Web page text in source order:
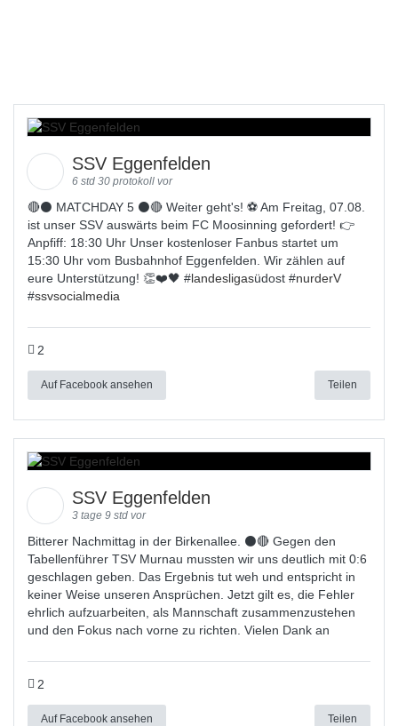
SSV Eggenfelden
6 std 30 protokoll vor
🔴⚫️ MATCHDAY 5 ⚫️🔴 Weiter geht's! ⚽ Am Freitag, 07.08.
ist unser SSV auswärts beim FC Moosinning gefordert! 👉
Anpfiff: 18:30 Uhr Unser kostenloser Fanbus startet um
15:30 Uhr vom Busbahnhof Eggenfelden. Wir zählen auf
eure Unterstützung! 👏❤️🖤 #landesligasüdost #nurderV
#ssvsocialmedia
2
Auf Facebook ansehen Teilen
SSV Eggenfelden
3 tage 9 std vor
Bitterer Nachmittag in der Birkenallee. ⚫🔴 Gegen den
Tabellenführer TSV Murnau mussten wir uns deutlich mit 0:6
geschlagen geben. Das Ergebnis tut weh und entspricht in
keiner Weise unseren Ansprüchen. Jetzt gilt es, die Fehler
ehrlich aufzuarbeiten, als Mannschaft zusammenzustehen
und den Fokus nach vorne zu richten. Vielen Dank an
2
Auf Facebook ansehen Teilen